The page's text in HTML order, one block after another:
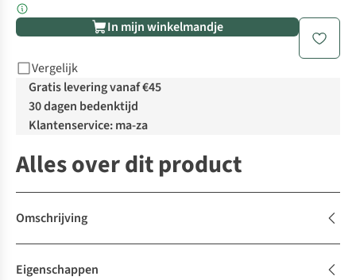
In mijn winkelmandje
Vergelijk
Gratis levering vanaf €45
30 dagen bedenktijd
Klantenservice: ma-za
Alles over dit product
Omschrijving
Eigenschappen